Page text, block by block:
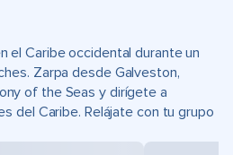
el Caribe occidental durante un
Zarpa desde Galveston,
of the Seas y dirígete a
del Caribe. Relájate con tu grupo